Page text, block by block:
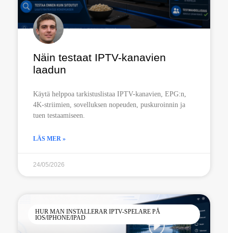
Näin testaat IPTV-kanavien
laadun
Käytä helppoa tarkistuslistaa IPTV-kanavien, EPG:n,
4K-striimien, sovelluksen nopeuden, puskuroinnin ja
tuen testaamiseen.
LÄS MER »
24/05/2026
HUR MAN INSTALLERAR IPTV-SPELARE PÅ
IOS/IPHONE/IPAD